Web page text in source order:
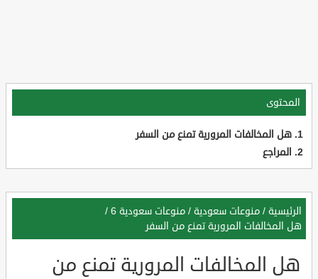
المحتوى
هل المخالفات المرورية تمنع من السفر
المراجع
الرئيسية / منوعات سعودية / منوعات سعودية 6
/
هل المخالفات المرورية تمنع من السفر
هل المخالفات المرورية تمنع من